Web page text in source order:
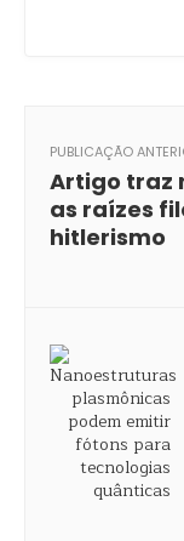
PUBLICAÇÃO
Artigo traz
as raízes
hitlerismo